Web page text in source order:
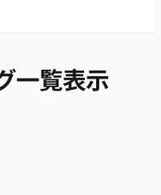
一覧表示